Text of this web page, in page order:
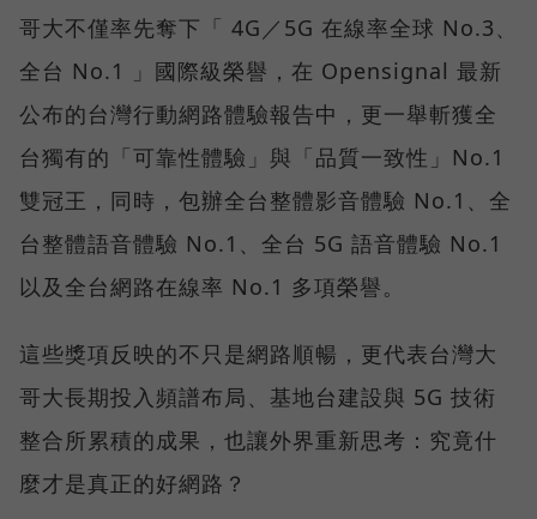
哥大不僅率先奪下「 4G／5G 在線率全球 No.3、
全台 No.1 」國際級榮譽，在 Opensignal 最新
公布的台灣行動網路體驗報告中，更一舉斬獲全
台獨有的「可靠性體驗」與「品質一致性」No.1
雙冠王，同時，包辦全台整體影音體驗 No.1、全
台整體語音體驗 No.1、全台 5G 語音體驗 No.1
以及全台網路在線率 No.1 多項榮譽。
這些獎項反映的不只是網路順暢，更代表台灣大
哥大長期投入頻譜布局、基地台建設與 5G 技術
整合所累積的成果，也讓外界重新思考：究竟什
麼才是真正的好網路？